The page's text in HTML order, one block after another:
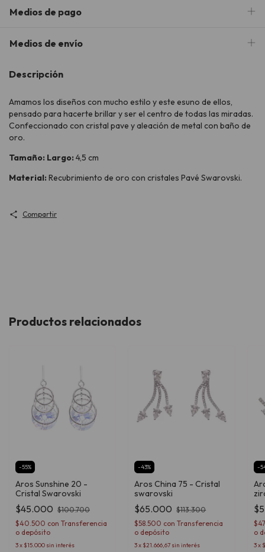
Medios de pago
Medios de envío
Descripción
Amamos los diseños con mucho estilo y este esuno de ellos,
pensado para hacerte brillar y ser el centro de todas las miradas.
Confeccionado con cristal pave y aleación de metal con baño de
oro.
Tamaño: Largo: 4,5 cm
Material: Recubrimiento de oro con cristales Pavé Swarovski.
Compartir
Productos relacionados
-55%
Aros Sunshine 20 -
Cristal Swarovski
$45.000 $100.700
$40.500 con Transferencia
o depósito
3x $15.000 sin interés
-43%
Aros China 75 - Cristal
swarovski
$65.000 $113.300
$58.500 con Transferencia
o depósito
3x $21.666,67 sin interés
-
o
3x